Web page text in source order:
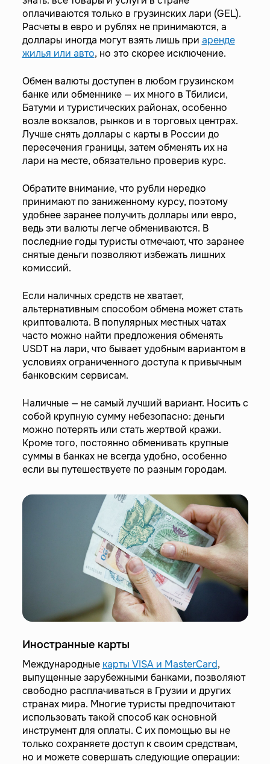
оплачиваются только в грузинских лари (GEL).
Расчеты в евро и рублях не принимаются, а
доллары иногда могут взять лишь при аренде
жилья или авто, но это скорее исключение.
Обмен валюты доступен в любом грузинском
банке или обменнике — их много в Тбилиси,
Батуми и туристических районах, особенно
возле вокзалов, рынков и в торговых центрах.
Лучше снять доллары с карты в России до
пересечения границы, затем обменять их на
лари на месте, обязательно проверив курс.
Обратите внимание, что рубли нередко
принимают по заниженному курсу, поэтому
удобнее заранее получить доллары или евро,
ведь эти валюты легче обмениваются. В
последние годы туристы отмечают, что заранее
снятые деньги позволяют избежать лишних
комиссий.
Если наличных средств не хватает,
альтернативным способом обмена может стать
криптовалюта. В популярных местных чатах
часто можно найти предложения обменять
USDT на лари, что бывает удобным вариантом в
условиях ограниченного доступа к привычным
банковским сервисам.
Наличные — не самый лучший вариант. Носить с
собой крупную сумму небезопасно: деньги
можно потерять или стать жертвой кражи.
Кроме того, постоянно обменивать крупные
суммы в банках не всегда удобно, особенно
если вы путешествуете по разным городам.
Иностранные карты
Международные карты VISA и MasterCard,
выпущенные зарубежными банками, позволяют
свободно расплачиваться в Грузии и других
странах мира. Многие туристы предпочитают
использовать такой способ как основной
инструмент для оплаты. С их помощью вы не
только сохраняете доступ к своим средствам,
но и можете совершать следующие операции: